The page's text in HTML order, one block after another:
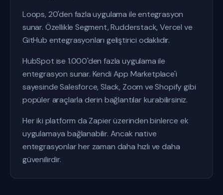
Loops, 20'den fazla uygulama ile entegrasyon
sunar. Özellikle Segment, Rudderstack, Vercel ve
GitHub entegrasyonları geliştirici odaklıdır.
HubSpot ise 1.000'den fazla uygulama ile
entegrasyon sunar. Kendi App Marketplace'i
sayesinde Salesforce, Slack, Zoom ve Shopify gibi
popüler araçlarla derin bağlantılar kurabilirsiniz.
Her iki platform da Zapier üzerinden binlerce ek
uygulamaya bağlanabilir. Ancak native
entegrasyonlar her zaman daha hızlı ve daha
güvenilirdir.